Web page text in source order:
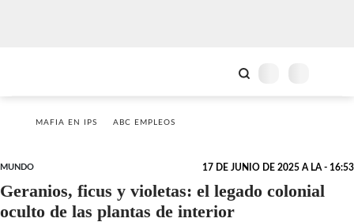
MAFIA EN IPS ABC EMPLEOS
MUNDO 17 DE JUNIO DE 2025 A LA - 16:53
Geranios, ficus y violetas: el legado colonial
oculto de las plantas de interior